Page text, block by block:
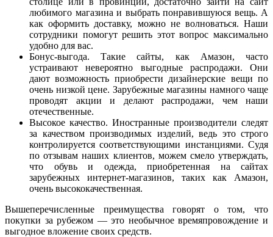
любимого магазина и выбрать понравившуюся вещь. А
как оформить доставку, можно не волноваться. Наши
сотрудники помогут решить этот вопрос максимально
удобно для вас.
Бонус-выгода. Такие сайты, как Амазон, часто
устраивают невероятно выгодные распродажи. Они
дают возможность приобрести дизайнерские вещи по
очень низкой цене. Зарубежные магазины намного чаще
проводят акции и делают распродажи, чем наши
отечественные.
Высокое качество. Иностранные производители следят
за качеством производимых изделий, ведь это строго
контролируется соответствующими инстанциями. Судя
по отзывам наших клиентов, можем смело утверждать,
что обувь и одежда, приобретенная на сайтах
зарубежных интернет-магазинов, таких как Амазон,
очень высококачественная.
Вышеперечисленные преимущества говорят о том, что
покупки за рубежом — это необычное времяпровождение и
выгодное вложение своих средств.